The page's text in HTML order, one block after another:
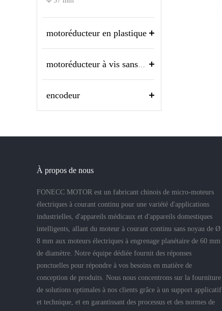
motoréducteur en plastique
encodeur
À propos de nous
FONECC MOTOR est un fabricant chinois de micro-moteurs
électriques à courant continu pour une variété d'applications
industrielles, d'appareils médicaux et d'appareils domestiques
intelligents, allant du moteur à courant continu sans noyau de Ø
8 mm aux moteurs électriques à engrenage planétaire de 60 mm
de diamètre. Notre équipe dédiée fournit des réponses
ponctuelles pour répondre à vos besoins en matière de
conception de produits. Nous nous concentrons sur la fourniture
de solutions optimales à nos clients grâce à un support applicatif
et technique, et en garantissant des processus et des normes de